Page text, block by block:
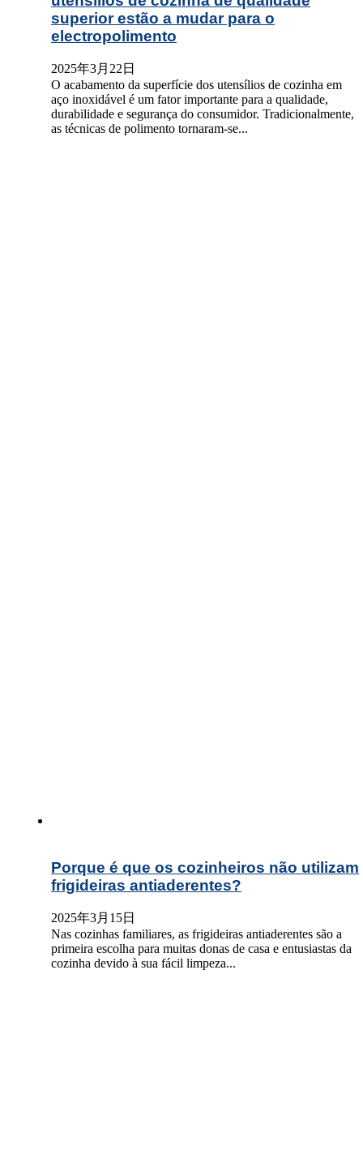
superior estão a mudar para o
electropolimento
2025年3月22日
O acabamento da superfície dos utensílios de cozinha em
aço inoxidável é um fator importante para a qualidade,
durabilidade e segurança do consumidor. Tradicionalmente,
as técnicas de polimento tornaram-se...
Porque é que os cozinheiros não utilizam
frigideiras antiaderentes?
2025年3月15日
Nas cozinhas familiares, as frigideiras antiaderentes são a
primeira escolha para muitas donas de casa e entusiastas da
cozinha devido à sua fácil limpeza...